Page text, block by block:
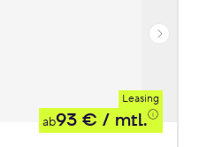
Leasing
ab93 € / mtl.